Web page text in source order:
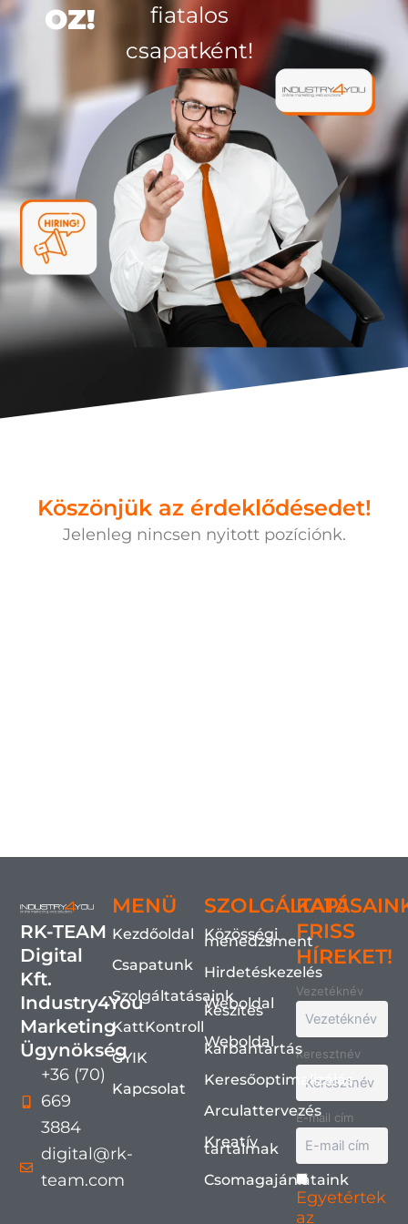
OZ!
fiatalos
csapatként!
Köszönjük az érdeklődésedet!
Jelenleg nincsen nyitott pozíciónk.
RK-TEAM
Digital
Kft.
Industry4You
Marketing
Ügynökség
+36 (70)
669
3884
digital@rk-
team.com
MENÜ
Kezdőoldal
Csapatunk
Szolgáltatásaink
KattKontroll
GYIK
Kapcsolat
Közösségi
menedzsment
Hirdetéskezelés
Weboldal
készítés
Weboldal
karbantartás
Keresőoptimalizálás
Arculattervezés
Kreatív
tartalmak
Csomagajánlataink
KAPJ
FRISS
HÍREKET!
Vezetéknév
Keresztnév
E-mail cím
Egyetértek
az